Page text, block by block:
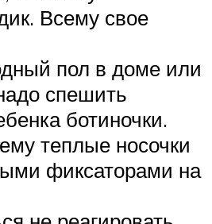
Всему свое
пол в доме или
спешить
ботиночки.
теплые носочки
фиксаторами на